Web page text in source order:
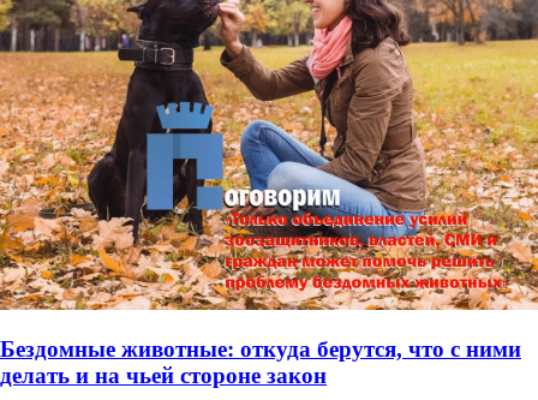
Бездомные животные: откуда берутся, что с ними
делать и на чьей стороне закон